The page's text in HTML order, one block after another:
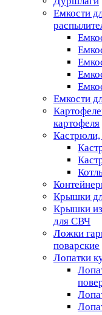
Емкости
Емкости
картофеля
Кастрюли,
Крышки
Крышки
для СВЧ
Ложки
поварские
Лопатки